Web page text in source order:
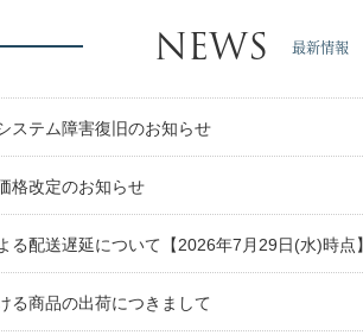
NEWS 最新情報
ステム障害復旧のお知らせ
格改定のお知らせ
る配送遅延について【2026年7月29日(水)時点
る商品の出荷につきまして